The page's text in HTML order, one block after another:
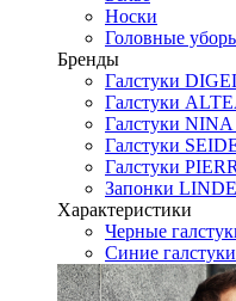
Носки
Головные
Бренды
Галстуки
Галстуки
Галстуки
Галстуки
Галстуки
Запонки
Характеристики
Черные
Синие галстуки